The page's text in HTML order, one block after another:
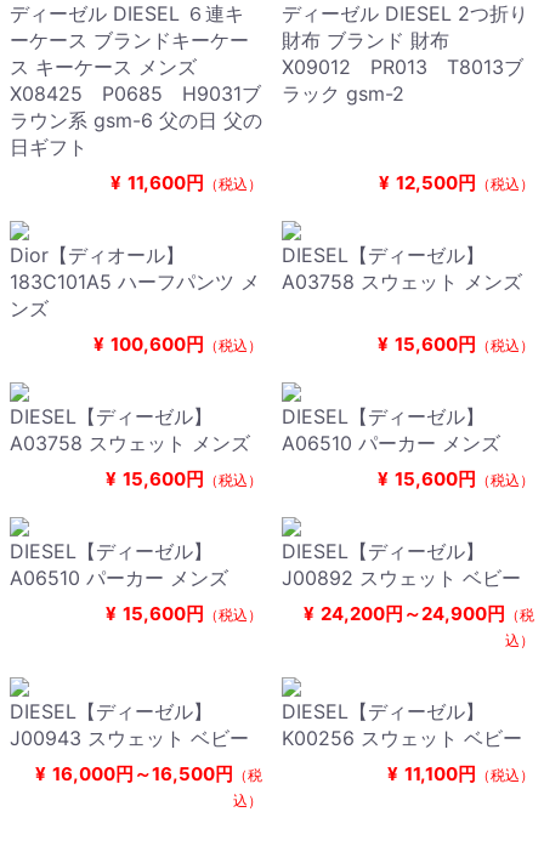
ディーゼル DIESEL ６連キ
ーケース ブランドキーケー
ス キーケース メンズ
X08425 P0685 H9031ブ
ラウン系 gsm-6 父の日 父の
日ギフト
¥ 11,600円 （税込）
ディーゼル DIESEL 2つ折り
財布 ブランド 財布
X09012 PR013 T8013ブ
ラック gsm-2
¥ 12,500円 （税込）
Dior【ディオール】
183C101A5 ハーフパンツ メ
ンズ
¥ 100,600円 （税込）
DIESEL【ディーゼル】
A03758 スウェット メンズ
¥ 15,600円 （税込）
DIESEL【ディーゼル】
A03758 スウェット メンズ
¥ 15,600円 （税込）
DIESEL【ディーゼル】
A06510 パーカー メンズ
¥ 15,600円 （税込）
DIESEL【ディーゼル】
A06510 パーカー メンズ
¥ 15,600円 （税込）
DIESEL【ディーゼル】
J00892 スウェット ベビー
¥ 24,200円～24,900円 （税
込）
DIESEL【ディーゼル】
J00943 スウェット ベビー
¥ 16,000円～16,500円 （税
込）
DIESEL【ディーゼル】
K00256 スウェット ベビー
¥ 11,100円 （税込）